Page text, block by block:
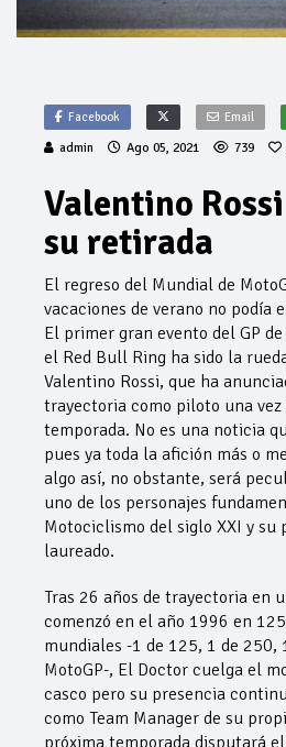
Facebook Email
admin Ago 05, 2021 739
Valentino
su retirada
El regreso del Mundial de
vacaciones de verano no podía
El primer gran evento del GP
el Red Bull Ring ha sido la
Valentino Rossi, que ha
trayectoria como piloto una
temporada. No es una noticia
pues ya toda la afición más o
algo así, no obstante, será
uno de los personajes
Motociclismo del siglo XXI y su
laureado.
Tras 26 años de trayectoria en
comenzó en el año 1996 en
mundiales -1 de 125, 1 de 250,
MotoGP-, El Doctor cuelga el
casco pero su presencia
como Team Manager de su
próxima temporada disputará